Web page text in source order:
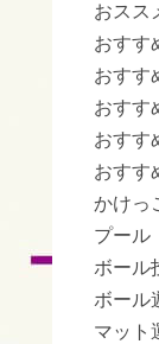
おスス
おすす
おすす
おすす
おすす
おすす
かけっ
プール
ボール
ボール
マット